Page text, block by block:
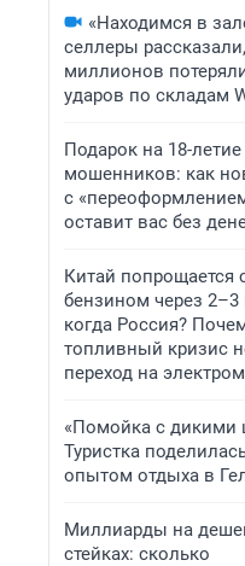
«Находимся в
селлеры
миллионов
ударов по складам
Подарок на 18-летие
мошенников: как
с
оставит вас без
Китай попрощается
бензином через 2–3
когда Россия?
топливный кризис
переход на
«Помойка с дикими
Туристка
опытом отдыха в
Миллиарды на
стейках: сколько